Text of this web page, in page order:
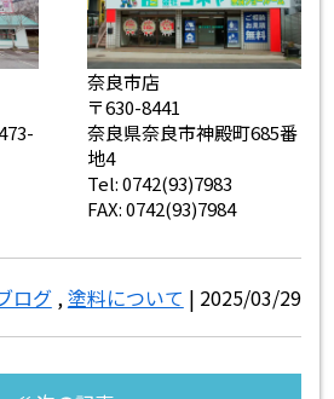
奈良市店
〒630-8441
奈良県奈良市神殿町685番
地4
Tel: 0742(93)7983
FAX: 0742(93)7984
ログ,塗料について | 2025/03/29